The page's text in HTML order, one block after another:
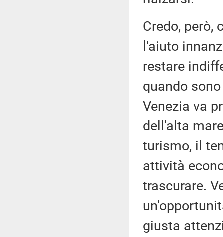
Credo, però,
l'aiuto
restare
quando
Venezia va
dell'alta
turismo, il
attività
trascurare.
giusta